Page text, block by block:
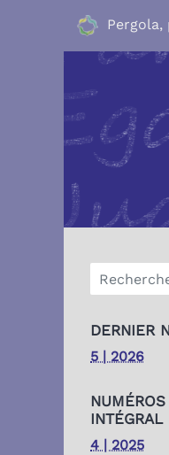
Pergola,
Menu
DERNIER
5 | 2026
INTÉGRAL
4 | 2025